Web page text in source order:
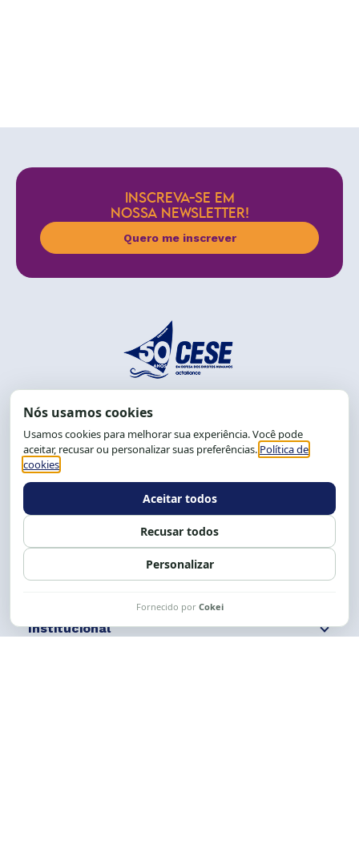
INSCREVA-SE EM
NOSSA NEWSLETTER!
Quero me inscrever
End.: R. da Graça, 150. Graça
CEP: 40.150-055
Salvador-BA, Brasil.
Tel.: (71) 2104-5457, Cel.: (71) 9 9239-2104 ou 2105
Expediente: 8h às 12h e 13 às 17h.
Siga nossas redes Fale conosco
Institucional